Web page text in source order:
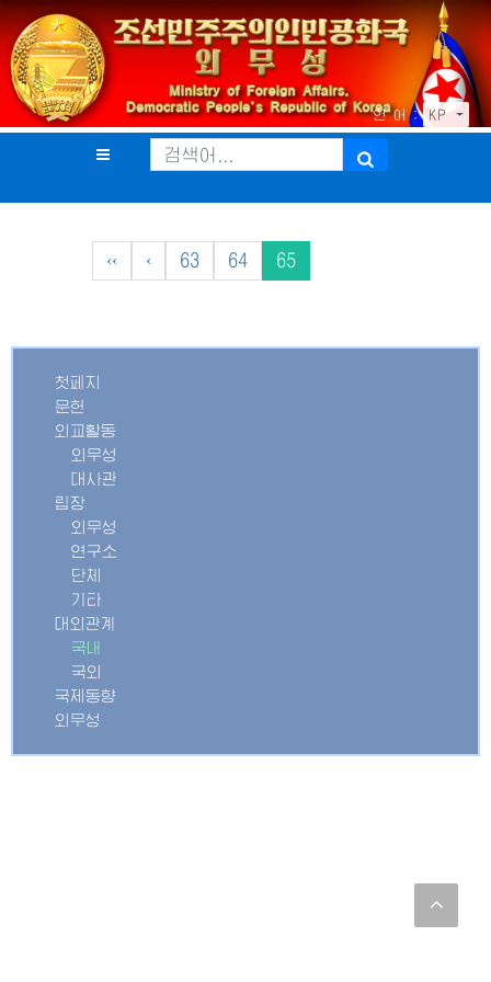
언 어 : KP
‹‹ ‹ 63 64 65
첫페지
문헌
외교활동
외무성
대사관
립장
외무성
연구소
단체
기타
대외관계
국내
국외
국제동향
외무성